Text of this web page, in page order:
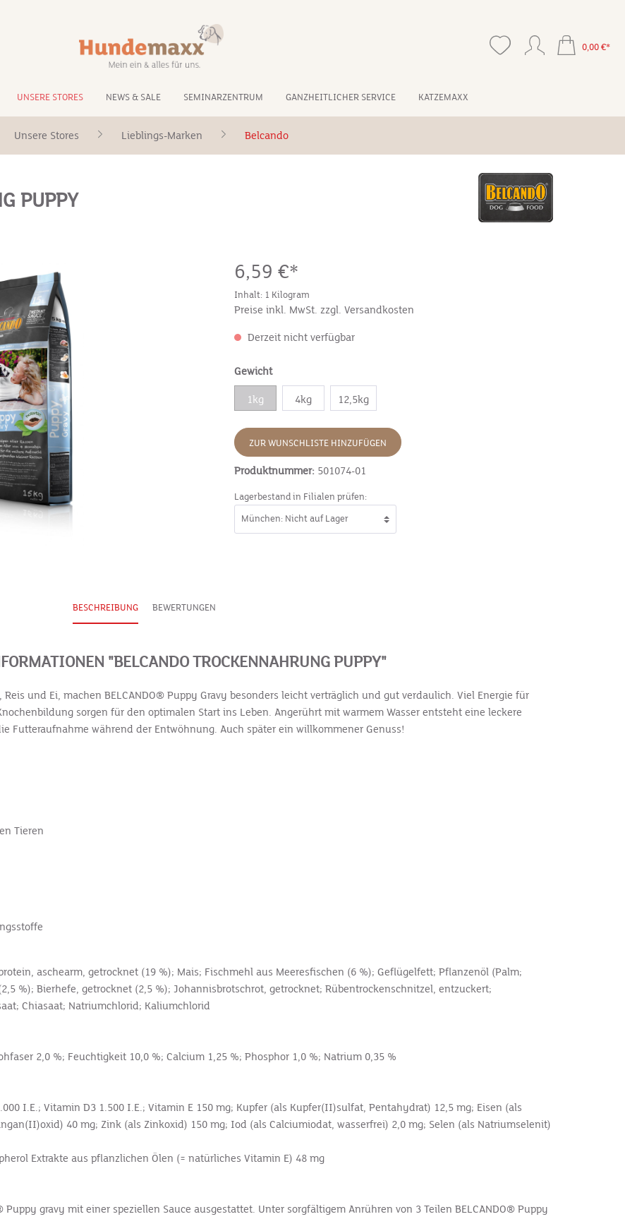
0,00 €*
UNSERE STORES NEWS & SALE SEMINARZENTRUM GANZHEITLICHER SERVICE KATZEMAXX
Unsere Stores Lieblings-Marken Belcando
PUPPY
6,59 €*
Inhalt: 1 Kilogram
Preise inkl. MwSt. zzgl. Versandkosten
Derzeit nicht verfügbar
Gewicht
1kg 4kg 12,5kg
ZUR WUNSCHLISTE HINZUFÜGEN
Produktnummer: 501074-01
Lagerbestand in Filialen prüfen:
BESCHREIBUNG BEWERTUNGEN
"BELCANDO TROCKENNAHRUNG PUPPY"
und Ei, machen BELCANDO® Puppy Gravy besonders leicht verträglich und gut verdaulich. Viel Energie für
sorgen für den optimalen Start ins Leben. Angerührt mit warmem Wasser entsteht eine leckere
Futteraufnahme während der Entwöhnung. Auch später ein willkommener Genuss!
Tieren
aschearm, getrocknet (19 %); Mais; Fischmehl aus Meeresfischen (6 %); Geflügelfett; Pflanzenöl (Palm;
%); Bierhefe, getrocknet (2,5 %); Johannisbrotschrot, getrocknet; Rübentrockenschnitzel, entzuckert;
Chiasaat; Natriumchlorid; Kaliumchlorid
2,0 %; Feuchtigkeit 10,0 %; Calcium 1,25 %; Phosphor 1,0 %; Natrium 0,35 %
I.E.; Vitamin D3 1.500 I.E.; Vitamin E 150 mg; Kupfer (als Kupfer(II)sulfat, Pentahydrat) 12,5 mg; Eisen (als
40 mg; Zink (als Zinkoxid) 150 mg; Iod (als Calciumiodat, wasserfrei) 2,0 mg; Selen (als Natriumselenit)
Extrakte aus pflanzlichen Ölen (= natürliches Vitamin E) 48 mg
gravy mit einer speziellen Sauce ausgestattet. Unter sorgfältigem Anrühren von 3 Teilen BELCANDO® Puppy